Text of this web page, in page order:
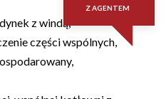
z windą,
części wspólnych,
Z AGENTEM